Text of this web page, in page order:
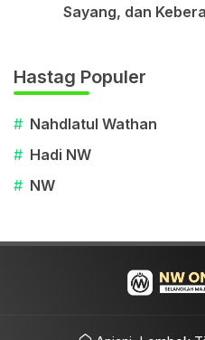
Sayang, dan
Hastag Populer
# Nahdlatul Wathan
# Hadi NW
# NW